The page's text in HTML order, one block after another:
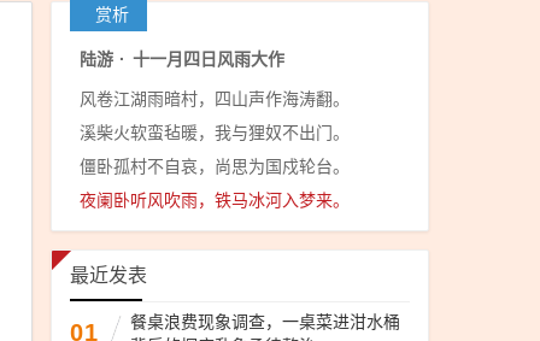
赏析
陆游 · 十一月四日风雨大作
风卷江湖雨暗村，四山声作海涛翻。
溪柴火软蛮毡暖，我与狸奴不出门。
僵卧孤村不自哀，尚思为国戍轮台。
夜阑卧听风吹雨，铁马冰河入梦来。
最近发表
01
餐桌浪费现象调查，一桌菜进泔水桶